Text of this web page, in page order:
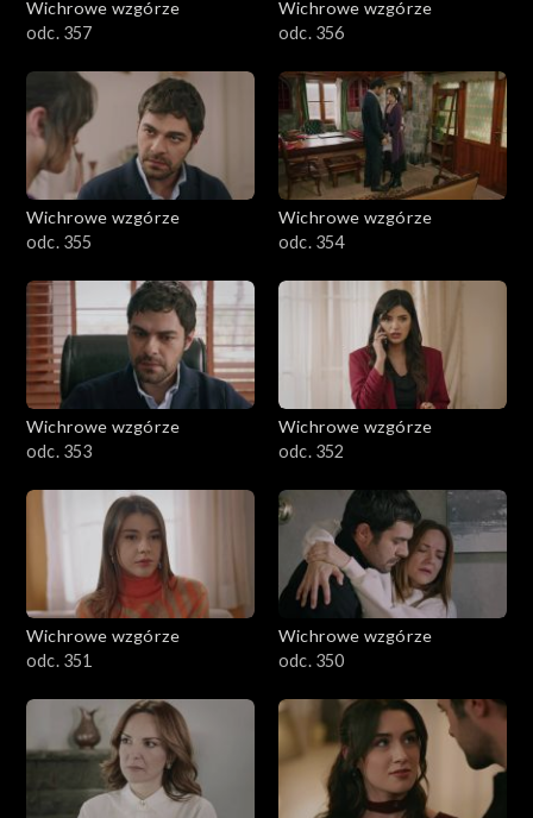
Wichrowe wzgórze
odc. 357
Wichrowe wzgórze
odc. 356
Wichrowe wzgórze
odc. 355
Wichrowe wzgórze
odc. 354
Wichrowe wzgórze
odc. 353
Wichrowe wzgórze
odc. 352
Wichrowe wzgórze
odc. 351
Wichrowe wzgórze
odc. 350